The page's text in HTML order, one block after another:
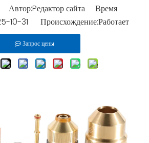
Автор:Pедактор сайта Время
10-31 Происхождение:Работает
Запрос цены